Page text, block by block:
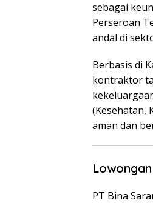
sebagai
Perseroan
andal di
Berbasis di
kontraktor
(Kesehatan,
aman dan
PT Bina